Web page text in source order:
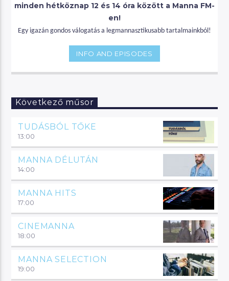
minden hétköznap 12 és 14 óra között a Manna FM-
en!
Egy igazán gondos válogatás a legmannasztikusabb tartalmainkból!
INFO AND EPISODES
Következő műsor
TUDÁSBÓL TŐKE
13:00
MANNA DÉLUTÁN
14:00
MANNA HITS
17:00
CINEMANNA
18:00
MANNA SELECTION
19:00